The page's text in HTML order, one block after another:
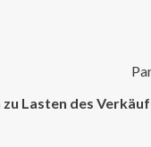
Lasten des